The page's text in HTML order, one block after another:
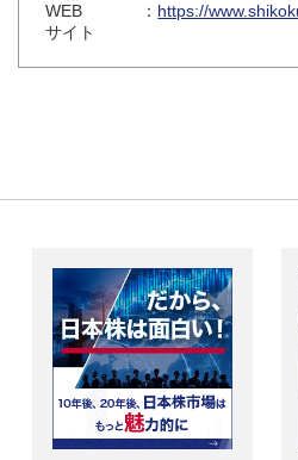
WEB
サイト
： https://